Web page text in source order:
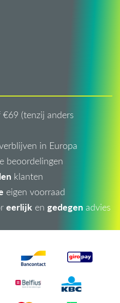
(tenzij anders
in Europa
beoordelingen
klanten
eigen voorraad
eerlijk en gedegen advies